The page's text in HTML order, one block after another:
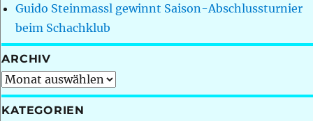
Guido Steinmassl gewinnt Saison-Abschlussturnier
beim Schachklub
ARCHIV
Archiv
KATEGORIEN